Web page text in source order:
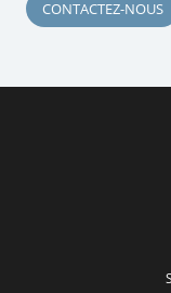
CONTACTEZ-NOUS